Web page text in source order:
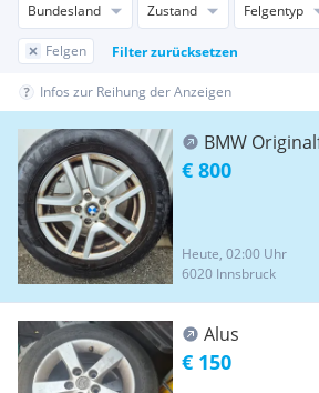
Bundesland Zustand Felgentyp
Felgen Filter zurücksetzen
Infos zur Reihung der Anzeigen
BMW
€ 800
Heute, 02:00 Uhr
6020 Innsbruck
Alus
€ 150